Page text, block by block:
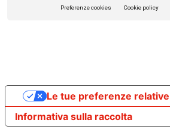
Preferenze cookies Cookie policy
Informativa sulla raccolta
Le tue preferenze